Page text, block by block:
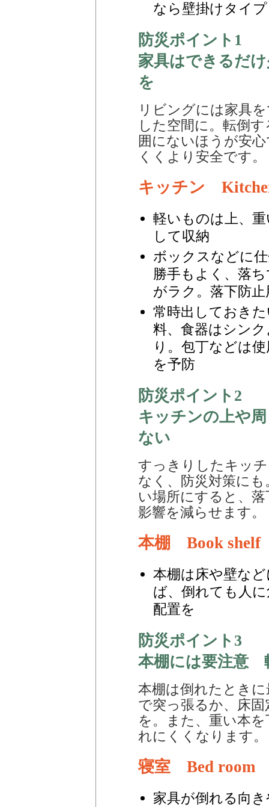
なら壁掛けタイプ
防災ポイント1
家具はできるだ
を
リビングには家具
した空間に。転倒
囲にないほうが安
くくより安全です。
キッチン
軽いものは上、
して収納
ボックスなどに
勝手もよく、落
がラク。落下防
常時出しておき
料、食器はシン
り。包丁などは
を予防
防災ポイント2
キッチンの上や
ない
すっきりしたキッ
なく、防災対策に
い場所にすると、
影響を減らせます。
本棚 Book shelf
本棚は床や壁な
ば、倒れても人
配置を
防災ポイント3
本棚には要注意
本棚は倒れたとき
で突っ張るか、床
を。また、重い本
れにくくなります。
寝室 Bed room
家具が倒れる向